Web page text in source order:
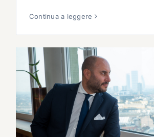
Continua a leggere